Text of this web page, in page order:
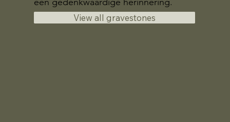
View all gravestones